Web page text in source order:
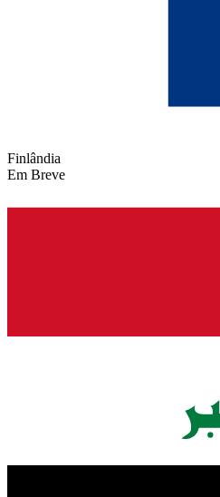
Finlândia
Em Breve